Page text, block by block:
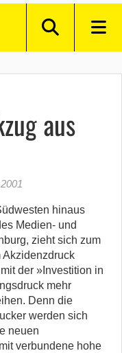
aus
hinaus
Medien- und
zieht sich zum
Akzidenzdruck
der »Investition in
mehr
Denn die
werden sich
neuen
verbundene hohe